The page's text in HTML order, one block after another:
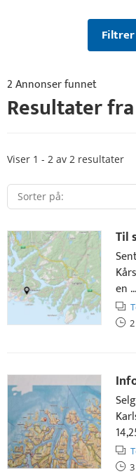
2 Annonser funnet
Resultater
Viser 1 - 2 av 2 resultater
Til
en ...